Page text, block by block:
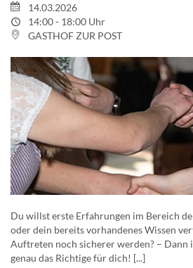
14.03.2026
14:00 - 18:00 Uhr
GASTHOF ZUR POST
Du willst erste Erfahrungen im Bereich
oder dein bereits vorhandenes Wissen
Auftreten noch sicherer werden? – Dann
genau das Richtige für dich! [...]